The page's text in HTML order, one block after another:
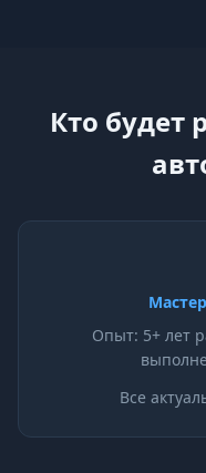
Кто будет
Опыт: 5+ лет
Все